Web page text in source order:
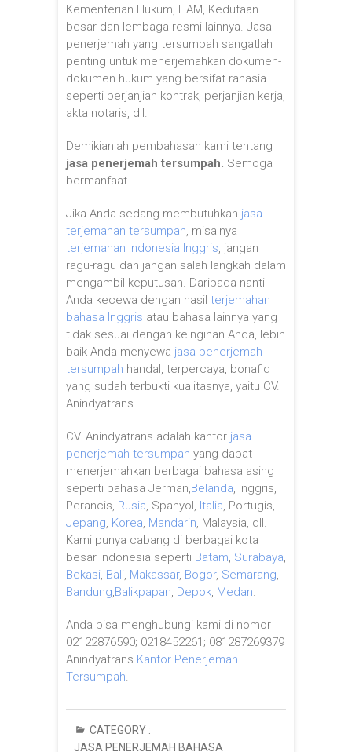
Kementerian Hukum, HAM, Kedutaan
besar dan lembaga resmi lainnya. Jasa
penerjemah yang tersumpah sangatlah
penting untuk menerjemahkan dokumen-
dokumen hukum yang bersifat rahasia
seperti perjanjian kontrak, perjanjian kerja,
akta notaris, dll.
Demikianlah pembahasan kami tentang
jasa penerjemah tersumpah. Semoga
bermanfaat.
Jika Anda sedang membutuhkan jasa
terjemahan tersumpah, misalnya
terjemahan Indonesia Inggris, jangan
ragu-ragu dan jangan salah langkah dalam
mengambil keputusan. Daripada nanti
Anda kecewa dengan hasil terjemahan
bahasa Inggris atau bahasa lainnya yang
tidak sesuai dengan keinginan Anda, lebih
baik Anda menyewa jasa penerjemah
tersumpah handal, terpercaya, bonafid
yang sudah terbukti kualitasnya, yaitu CV.
Anindyatrans.
CV. Anindyatrans adalah kantor jasa
penerjemah tersumpah yang dapat
menerjemahkan berbagai bahasa asing
seperti bahasa Jerman,Belanda, Inggris,
Perancis, Rusia, Spanyol, Italia, Portugis,
Jepang, Korea, Mandarin, Malaysia, dll.
Kami punya cabang di berbagai kota
besar Indonesia seperti Batam, Surabaya,
Bekasi, Bali, Makassar, Bogor, Semarang,
Bandung,Balikpapan, Depok, Medan.
Anda bisa menghubungi kami di nomor
02122876590; 0218452261; 081287269379
Anindyatrans Kantor Penerjemah
Tersumpah.
CATEGORY :
JASA PENERJEMAH BAHASA